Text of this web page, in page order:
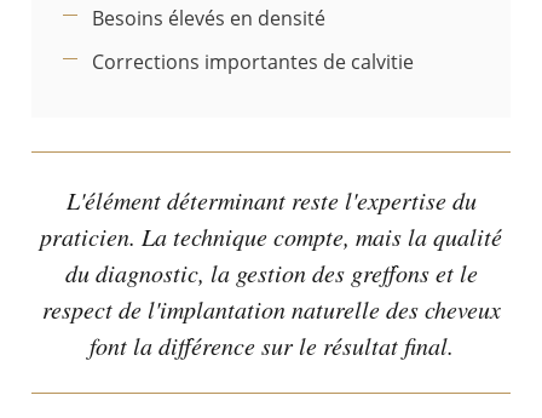
Besoins élevés en densité
Corrections importantes de calvitie
L'élément déterminant reste l'expertise du
praticien. La technique compte, mais la qualité
du diagnostic, la gestion des greffons et le
respect de l'implantation naturelle des cheveux
font la différence sur le résultat final.